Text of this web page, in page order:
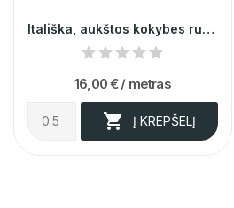
Itališka, aukštos kokybes rusva kostiumine...
16,00 €/ metras
 Į KREPŠELĮ